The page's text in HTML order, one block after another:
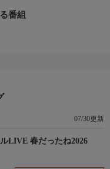
番組
07/30更新
LIVE 春だったね2026